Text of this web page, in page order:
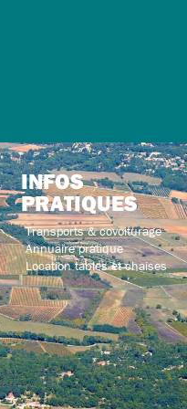
INFOS
PRATIQUES
Transports & covoiturage
Annuaire pratique
Location tables et chaises